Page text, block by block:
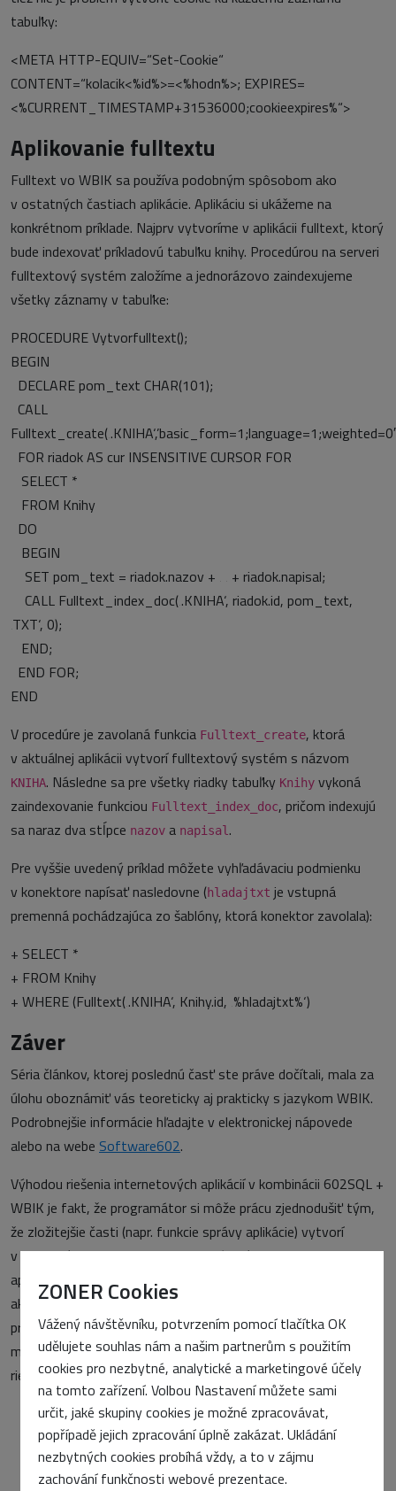
ZONER Cookies
Vážený návštěvníku, potvrzením pomocí tlačítka OK
udělujete souhlas nám a našim partnerům s použitím
cookies pro nezbytné, analytické a marketingové účely
na tomto zařízení. Volbou Nastavení můžete sami
určit, jaké skupiny cookies je možné zpracovávat,
popřípadě jejich zpracování úplně zakázat. Ukládání
nezbytných cookies probíhá vždy, a to v zájmu
zachování funkčnosti webové prezentace.
tabuľky:
<META HTTP-EQUIV=“Set-Cookie“
CONTENT=“kolacik<%id%>=<%hodn%>; EXPIRES=
<%CURRENT_TIMESTAMP+31536000;cookieexpires%“>
Aplikovanie fulltextu
Fulltext vo WBIK sa používa podobným spôsobom ako
v ostatných častiach aplikácie. Aplikáciu si ukážeme na
konkrétnom príklade. Najprv vytvoríme v aplikácii fulltext, ktorý
bude indexovať príkladovú tabuľku knihy. Procedúrou na serveri
fulltextový systém založíme a jednorázovo zaindexujeme
všetky záznamy v tabuľke:
PROCEDURE Vytvorfulltext();
BEGIN
DECLARE pom_text CHAR(101);
CALL
FOR riadok AS cur INSENSITIVE CURSOR FOR
SELECT *
FROM Knihy
DO
BEGIN
SET pom_text = riadok.nazov + ‚ ‚ + riadok.napisal;
CALL Fulltext_index_doc(‚.KNIHA‘, riadok.id, pom_text,
‚TXT‘, 0);
END;
END FOR;
END
V procedúre je zavolaná funkcia Fulltext_create, ktorá
v aktuálnej aplikácii vytvorí fulltextový systém s názvom
KNIHA. Následne sa pre všetky riadky tabuľky Knihy vykoná
zaindexovanie funkciou Fulltext_index_doc, pričom indexujú
sa naraz dva stĺpce nazov a napisal .
Pre vyššie uvedený príklad môžete vyhľadávaciu podmienku
v konektore napísať nasledovne (hladajtxt je vstupná
premenná pochádzajúca zo šablóny, ktorá konektor zavolala):
+ SELECT *
+ FROM Knihy
+ WHERE (Fulltext(‚.KNIHA‘, Knihy.id, ‚%hladajtxt%‘)
Záver
Séria článkov, ktorej poslednú časť ste práve dočítali, mala za
úlohu oboznámiť vás teoreticky aj prakticky s jazykom WBIK.
Podrobnejšie informácie hľadajte v elektronickej nápovede
alebo na webe Software602.
Výhodou riešenia internetových aplikácií v kombinácii 602SQL +
WBIK je fakt, že programátor si môže prácu zjednodušiť tým,
že zložitejšie časti (napr. funkcie správy aplikácie) vytvorí
v rozhraní pre Windows. Tvorba ovládacích prvkov klientskej
aplikácie (hlavne formulárov) je totiž rýchlejšia a menej náročná
ako programovanie pre internet, ktoré ešte stále vyžaduje
prácu s textami v zdrojovom tvare. Naopak určitou nevýhodou
môže byť celkovo menšia rozšírenosť 602SQL ako iných
riešení, napríklad PHP alebo ASP.
PŘEDCHOZÍ ČLÁNEK
Java Servlets - state tracking